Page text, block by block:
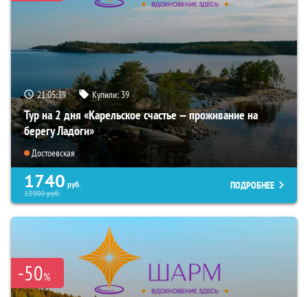
21:05:38 Купили:39
Тур на 2 дня «Карельское счастье — проживание на
берегу Ладоги»
Достоевская
1740 руб.
13900руб.
ПОДРОБНЕЕ
-50%